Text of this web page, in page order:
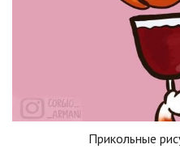
Прикольные